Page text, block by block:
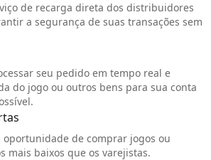
de recarga direta dos distribuidores
a segurança de suas transações sem
seu pedido em tempo real e
do jogo ou outros bens para sua conta
oportunidade de comprar jogos ou
mais baixos que os varejistas.